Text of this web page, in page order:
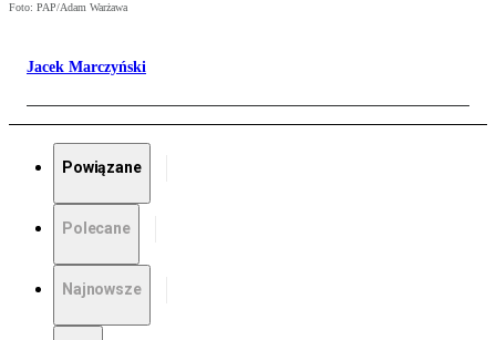
Foto: PAP/Adam Warżawa
Jacek Marczyński
Powiązane
Polecane
Najnowsze